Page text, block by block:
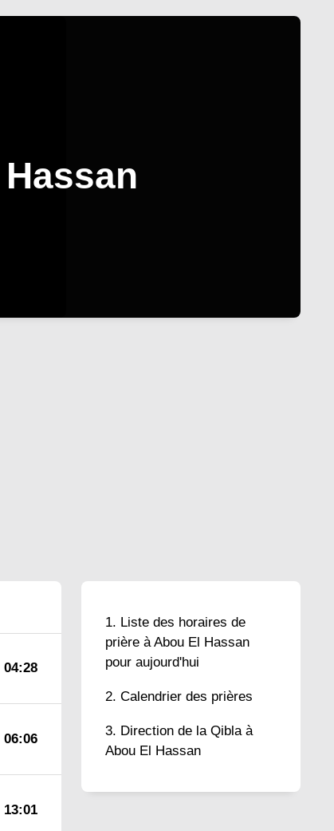
Liste des horaires de
prière à Abou El Hassan
pour aujourd'hui
Calendrier des prières
Direction de la Qibla à
Abou El Hassan
04:28
06:06
13:01